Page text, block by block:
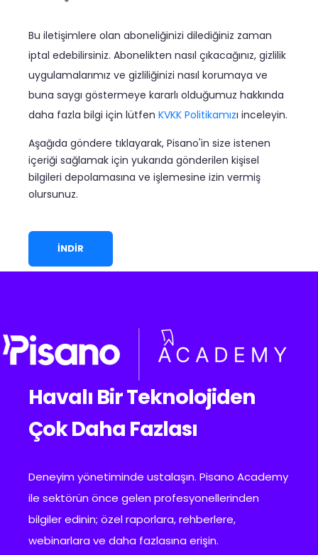
Bu iletişimlere olan aboneliğinizi dilediğiniz zaman
iptal edebilirsiniz. Abonelikten nasıl çıkacağınız, gizlilik
uygulamalarımız ve gizliliğinizi nasıl korumaya ve
buna saygı göstermeye kararlı olduğumuz hakkında
daha fazla bilgi için lütfen KVKK Politikamızı inceleyin.
Aşağıda göndere tıklayarak, Pisano'in size istenen
içeriği sağlamak için yukarıda gönderilen kişisel
bilgileri depolamasına ve işlemesine izin vermiş
olursunuz.
Havalı Bir Teknolojiden
Çok Daha Fazlası
Deneyim yönetiminde ustalaşın. Pisano Academy
ile sektörün önce gelen profesyonellerinden
bilgiler edinin; özel raporlara, rehberlere,
webinarlara ve daha fazlasına erişin.